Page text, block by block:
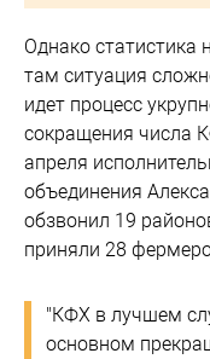
Однако статистика
там ситуация
идет процесс
сокращения числа
апреля
объединения
обзвонил 19
приняли 28
"КФХ в лучшем
основном